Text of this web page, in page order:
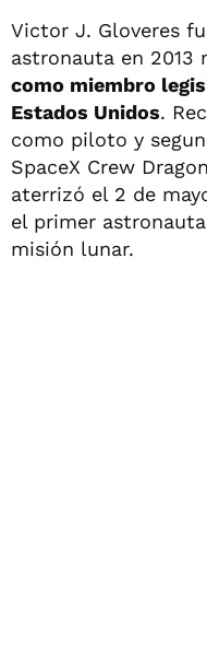
Victor J. Gloveres
astronauta en 2013
como miembro
Estados Unidos.
como piloto y
SpaceX Crew
aterrizó el 2 de
el primer
misión lunar.